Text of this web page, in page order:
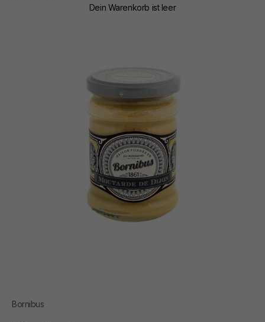
Dein Warenkorb ist leer
Bornibus